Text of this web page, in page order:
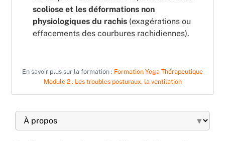
scoliose et les déformations non
physiologiques du rachis (exagérations ou
effacements des courbures rachidiennes).
En savoir plus sur la formation : Formation Yoga Thérapeutique
Module 2 : Les troubles posturaux, la ventilation
▾